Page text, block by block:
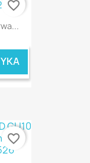
favorite_border
favorite_border